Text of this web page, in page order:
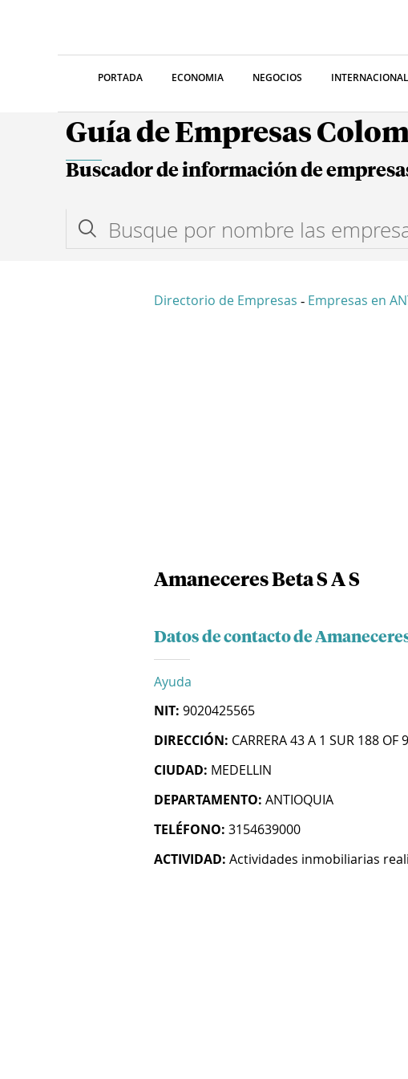
PORTADA ECONOMIA NEGOCIOS INTERNACIONAL
Guía de Empresas
Buscador de información de
Directorio de Empresas - Empresas en
Amaneceres Beta S A S
Datos de contacto de Amaneceres
Ayuda
NIT: 9020425565
DIRECCIÓN: CARRERA 43 A 1 SUR 188 OF
CIUDAD: MEDELLIN
DEPARTAMENTO: ANTIOQUIA
TELÉFONO: 3154639000
ACTIVIDAD: Actividades inmobiliarias